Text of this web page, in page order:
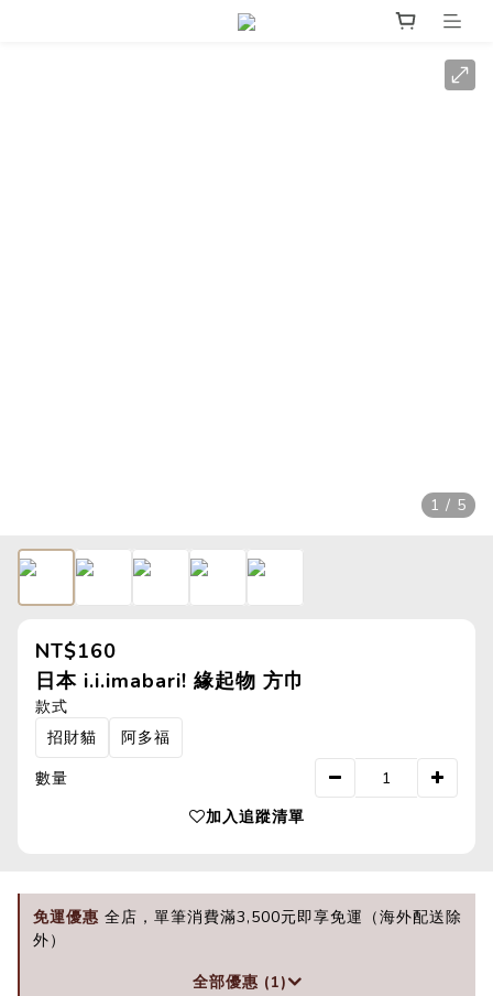
1 / 5
NT$160
日本 i.i.imabari! 緣起物 方巾
款式
招財貓
阿多福
數量
加入追蹤清單
免運優惠 全店，單筆消費滿3,500元即享免運（海外配送除
外）
全部優惠 (1)